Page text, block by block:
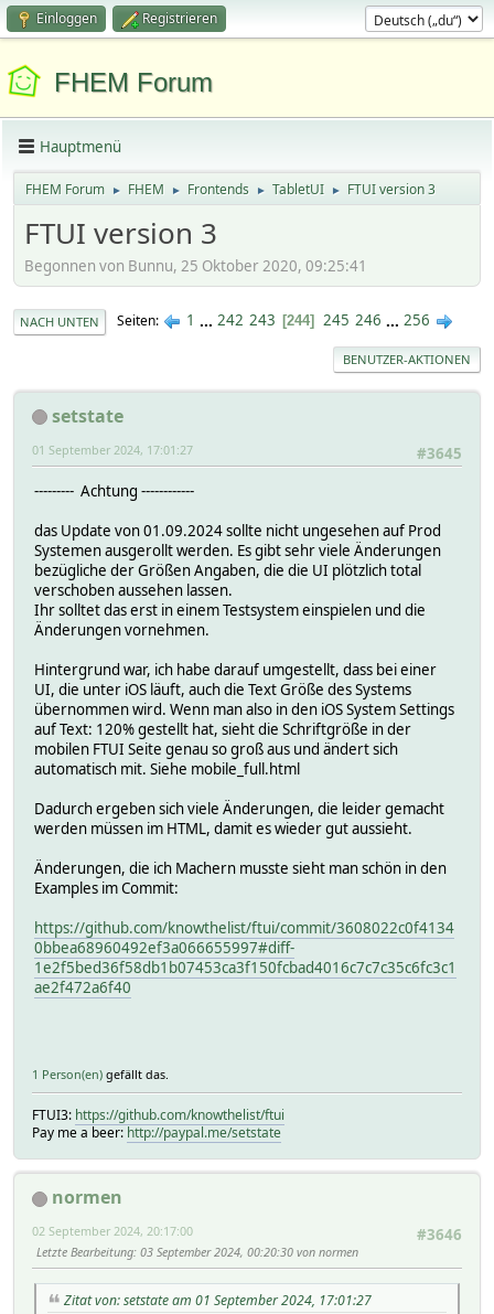
Einloggen Registrieren
FHEM Forum
Hauptmenü
FHEM Forum ► FHEM ► Frontends ► TabletUI ► FTUI version 3
FTUI version 3
Begonnen von Bunnu, 25 Oktober 2020, 09:25:41
NACH UNTEN Seiten 1 ... 242 243 244 245 246 ... 256
BENUTZER-AKTIONEN
setstate
#3645
01 September 2024, 17:01:27
--------- Achtung ------------
das Update von 01.09.2024 sollte nicht ungesehen auf Prod
Systemen ausgerollt werden. Es gibt sehr viele Änderungen
bezügliche der Größen Angaben, die die UI plötzlich total
verschoben aussehen lassen.
Ihr solltet das erst in einem Testsystem einspielen und die
Änderungen vornehmen.
Hintergrund war, ich habe darauf umgestellt, dass bei einer
UI, die unter iOS läuft, auch die Text Größe des Systems
übernommen wird. Wenn man also in den iOS System Settings
auf Text: 120% gestellt hat, sieht die Schriftgröße in der
mobilen FTUI Seite genau so groß aus und ändert sich
automatisch mit. Siehe mobile_full.html
Dadurch ergeben sich viele Änderungen, die leider gemacht
werden müssen im HTML, damit es wieder gut aussieht.
Änderungen, die ich Machern musste sieht man schön in den
Examples im Commit:
https://github.com/knowthelist/ftui/commit/3608022c0f4134
0bbea68960492ef3a066655997#diff-
1e2f5bed36f58db1b07453ca3f150fcbad4016c7c7c35c6fc3c1
ae2f472a6f40
1 Person(en) gefällt das.
FTUI3: https://github.com/knowthelist/ftui
Pay me a beer: http://paypal.me/setstate
normen
#3646
02 September 2024, 20:17:00
Letzte Bearbeitung: 03 September 2024, 00:20:30 von normen
Zitat von: setstate am 01 September 2024, 17:01:27